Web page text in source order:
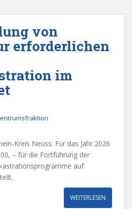
von
erforderlichen
im
Kreis Neuss: Für das Jahr 2026
– für die Fortführung der
auf
WEITERLESEN